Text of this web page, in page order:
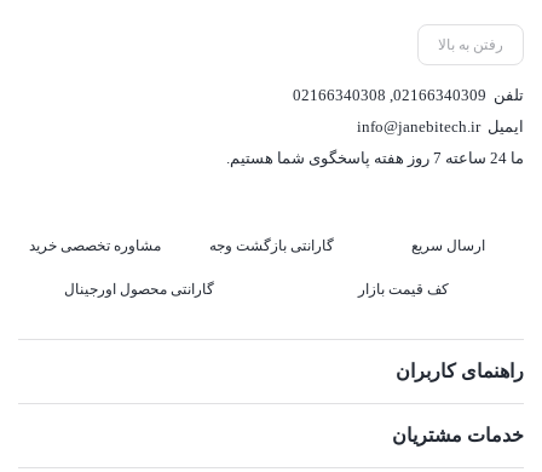
رفتن به بالا
تلفن 02166340309
,
02166340308
ایمیلinfo@janebitech.ir
ما 24 ساعته 7 روز هفته پاسخگوی شما هستیم.
ارسال سریع گارانتی بازگشت وجه مشاوره تخصصی خرید
کف قیمت بازار گارانتی محصول اورجینال
راهنمای کاربران
خدمات مشتریان